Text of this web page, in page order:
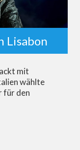
Lisabon
mit
wählte
für den